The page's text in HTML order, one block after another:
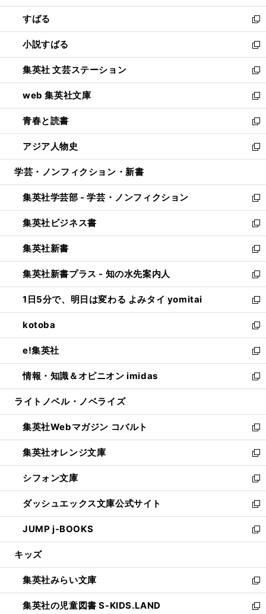
開
く
ウ
で
開
く
ン
ド
ウ
で
開
く
すばる
新
し
い
ウ
ィ
ン
ド
ウ
で
開
く
小説すばる
新
し
い
ウ
ィ
ン
ド
ウ
で
開
集英社 文芸ステーション
新
し
い
ウ
ィ
ン
ド
ウ
開
く
web 集英社文庫
新
し
い
ウ
ィ
ン
ウ
で
開
く
青春と読書
新
し
い
ウ
ン
ド
ウ
で
開
く
アジア人物史
新
し
ウ
ィ
ン
ド
ウ
で
開
く
学芸・ノンフィクション・新書
集英社学芸部 - 学芸・ノンフィクション
新
し
い
ウ
ィ
ン
ド
ウ
で
開
く
集英社ビジネス書
新
し
い
ウ
ィ
ン
ド
ウ
で
開
く
集英社新書
新
し
い
ウ
ィ
ン
ド
ウ
で
開
く
集英社新書プラス - 知の水先案内人
新
し
い
ウ
ィ
ン
ド
ウ
で
開
1日5分で、明日は変わる よみタイ yomitai
新
し
い
ウ
ィ
ン
ド
ウ
開
く
kotoba
新
し
い
ウ
ィ
ン
ウ
で
開
く
e!集英社
新
し
い
ウ
ン
ド
ウ
で
開
く
情報・知識＆オピニオン imidas
新
し
ウ
ィ
ン
ド
ウ
で
開
く
ライトノベル・ノベライズ
集英社Webマガジン コバルト
新
し
い
ウ
ィ
ン
ド
ウ
で
開
集英社オレンジ文庫
新
し
い
ウ
ィ
ン
ド
ウ
開
く
シフォン文庫
新
し
い
ウ
ィ
ン
ウ
で
開
く
ダッシュエックス文庫公式サイト
新
し
い
ウ
ン
ド
ウ
で
JUMP j-BOOKS
新
し
ウ
ィ
ン
ド
キッズ
集英社みらい文庫
新
し
い
集英社の児童図書 S-KIDS.LAND
新